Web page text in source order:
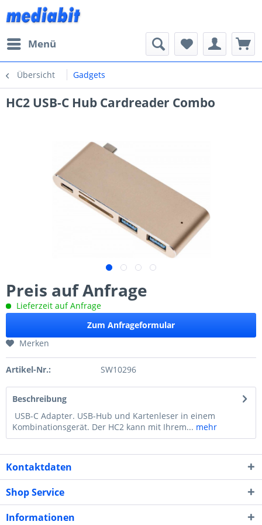
Menü
Übersicht Gadgets
HC2 USB-C Hub Cardreader Combo
Preis auf Anfrage
Lieferzeit auf Anfrage
Zum Anfrageformular
Merken
Artikel-Nr.: SW10296
Beschreibung
USB-C Adapter. USB-Hub und Kartenleser in einem
Kombinationsgerät. Der HC2 kann mit Ihrem... mehr
Kontaktdaten
Shop Service
Informationen